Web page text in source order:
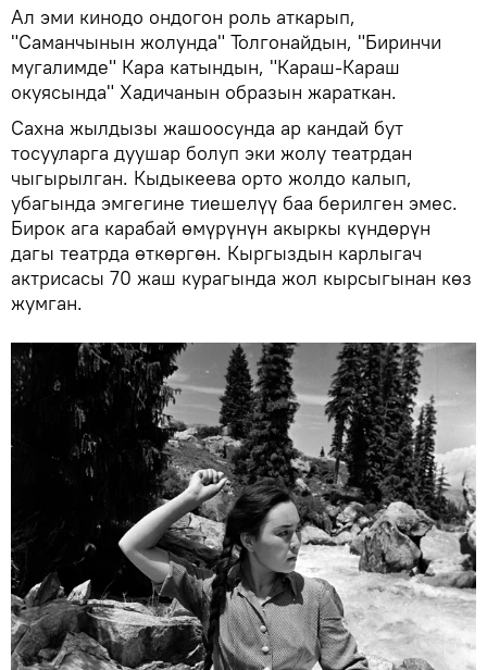
Ал эми кинодо ондогон роль аткарып,
"Саманчынын жолунда" Толгонайдын, "Биринчи
мугалимде" Кара катындын, "Караш-Караш
окуясында" Хадичанын образын жараткан.
Сахна жылдызы жашоосунда ар кандай бут
тосууларга дуушар болуп эки жолу театрдан
чыгырылган. Кыдыкеева орто жолдо калып,
убагында эмгегине тиешелүү баа берилген эмес.
Бирок ага карабай өмүрүнүн акыркы күндөрүн
дагы театрда өткөргөн. Кыргыздын карлыгач
актрисасы 70 жаш курагында жол кырсыгынан көз
жумган.